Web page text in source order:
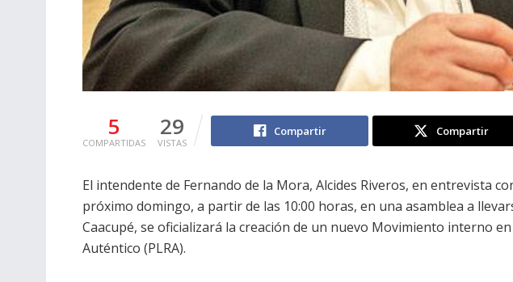
5
COMPARTIDAS
29
VISTAS
Compartir Compartir
El intendente de Fernando de la Mora, Alcides Riveros, en entrevista
próximo domingo, a partir de las 10:00 horas, en una asamblea a
Caacupé, se oficializará la creación de un nuevo Movimiento interno
Auténtico (PLRA).